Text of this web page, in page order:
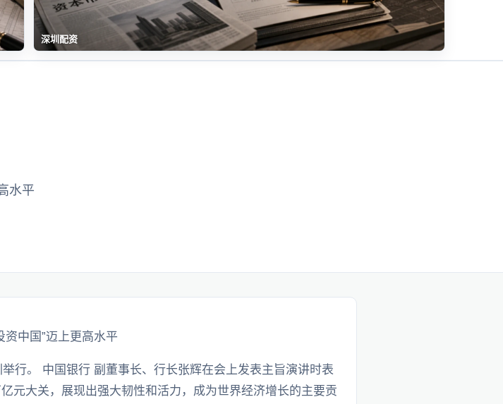
深圳配资
水平
资中国”迈上更高水平
行。 中国银行 副董事长、行长张辉在会上发表主旨演讲时表
元大关，展现出强大韧性和活力，成为世界经济增长的主要贡